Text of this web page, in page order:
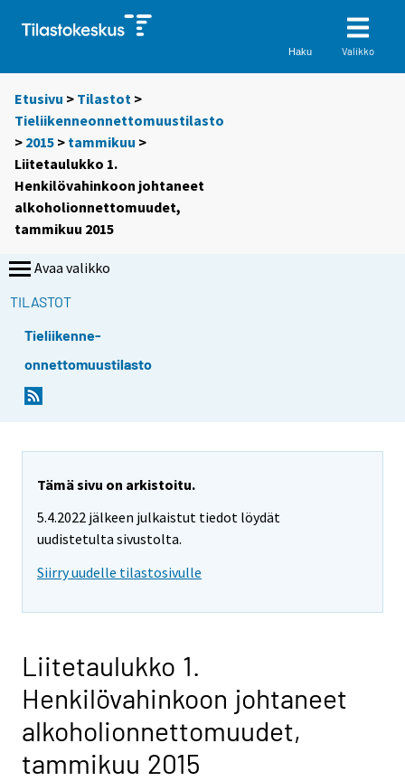
Haku Valikko
Etusivu > Tilastot >
Tieliikenneonnettomuustilasto
> 2015 > tammikuu >
Liitetaulukko 1.
Henkilövahinkoon johtaneet
alkoholionnettomuudet,
tammikuu 2015
Avaa valikko
TILASTOT
Tieliikenne-
onnettomuustilasto
Tämä sivu on arkistoitu.
5.4.2022 jälkeen julkaistut tiedot löydät
uudistetulta sivustolta.
Siirry uudelle tilastosivulle
Liitetaulukko 1.
Henkilövahinkoon johtaneet
alkoholionnettomuudet,
tammikuu 2015